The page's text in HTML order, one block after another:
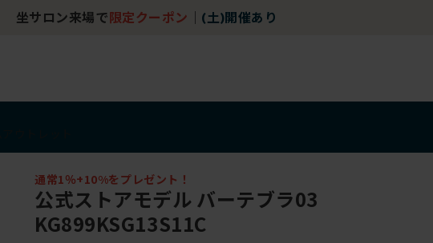
坐サロン来場で 限定クーポン (土)開催あり
通常1％+10%をプレゼント！
公式ストアモデル バーテブラ03
KG899KSG13S11C